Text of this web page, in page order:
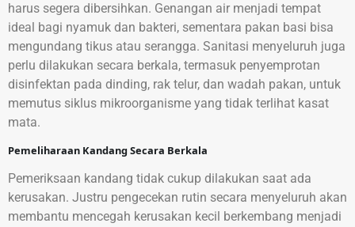
harus segera dibersihkan. Genangan air menjadi tempat
ideal bagi nyamuk dan bakteri, sementara pakan basi bisa
mengundang tikus atau serangga. Sanitasi menyeluruh juga
perlu dilakukan secara berkala, termasuk penyemprotan
disinfektan pada dinding, rak telur, dan wadah pakan, untuk
memutus siklus mikroorganisme yang tidak terlihat kasat
mata.
Pemeliharaan Kandang Secara Berkala
Pemeriksaan kandang tidak cukup dilakukan saat ada
kerusakan. Justru pengecekan rutin secara menyeluruh akan
membantu mencegah kerusakan kecil berkembang menjadi